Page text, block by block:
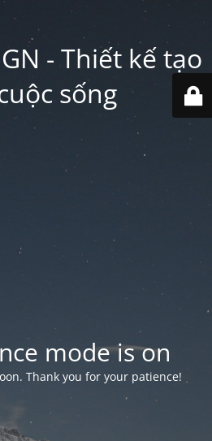
- Thiết kế tạo
sống
mode is on
Thank you for your patience!